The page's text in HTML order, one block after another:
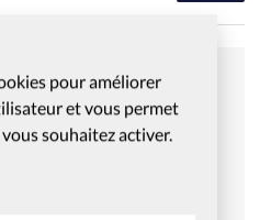
pour améliorer
et vous permet
souhaitez activer.